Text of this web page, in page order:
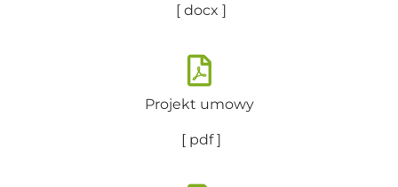
[ docx ]
Projekt umowy
[ pdf ]